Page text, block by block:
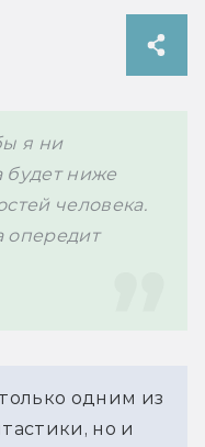
я ни
будет ниже
человека.
опередит
одним из
но и